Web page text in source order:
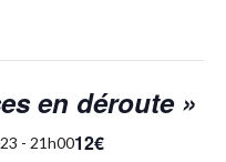
en déroute »
- 21h0012€